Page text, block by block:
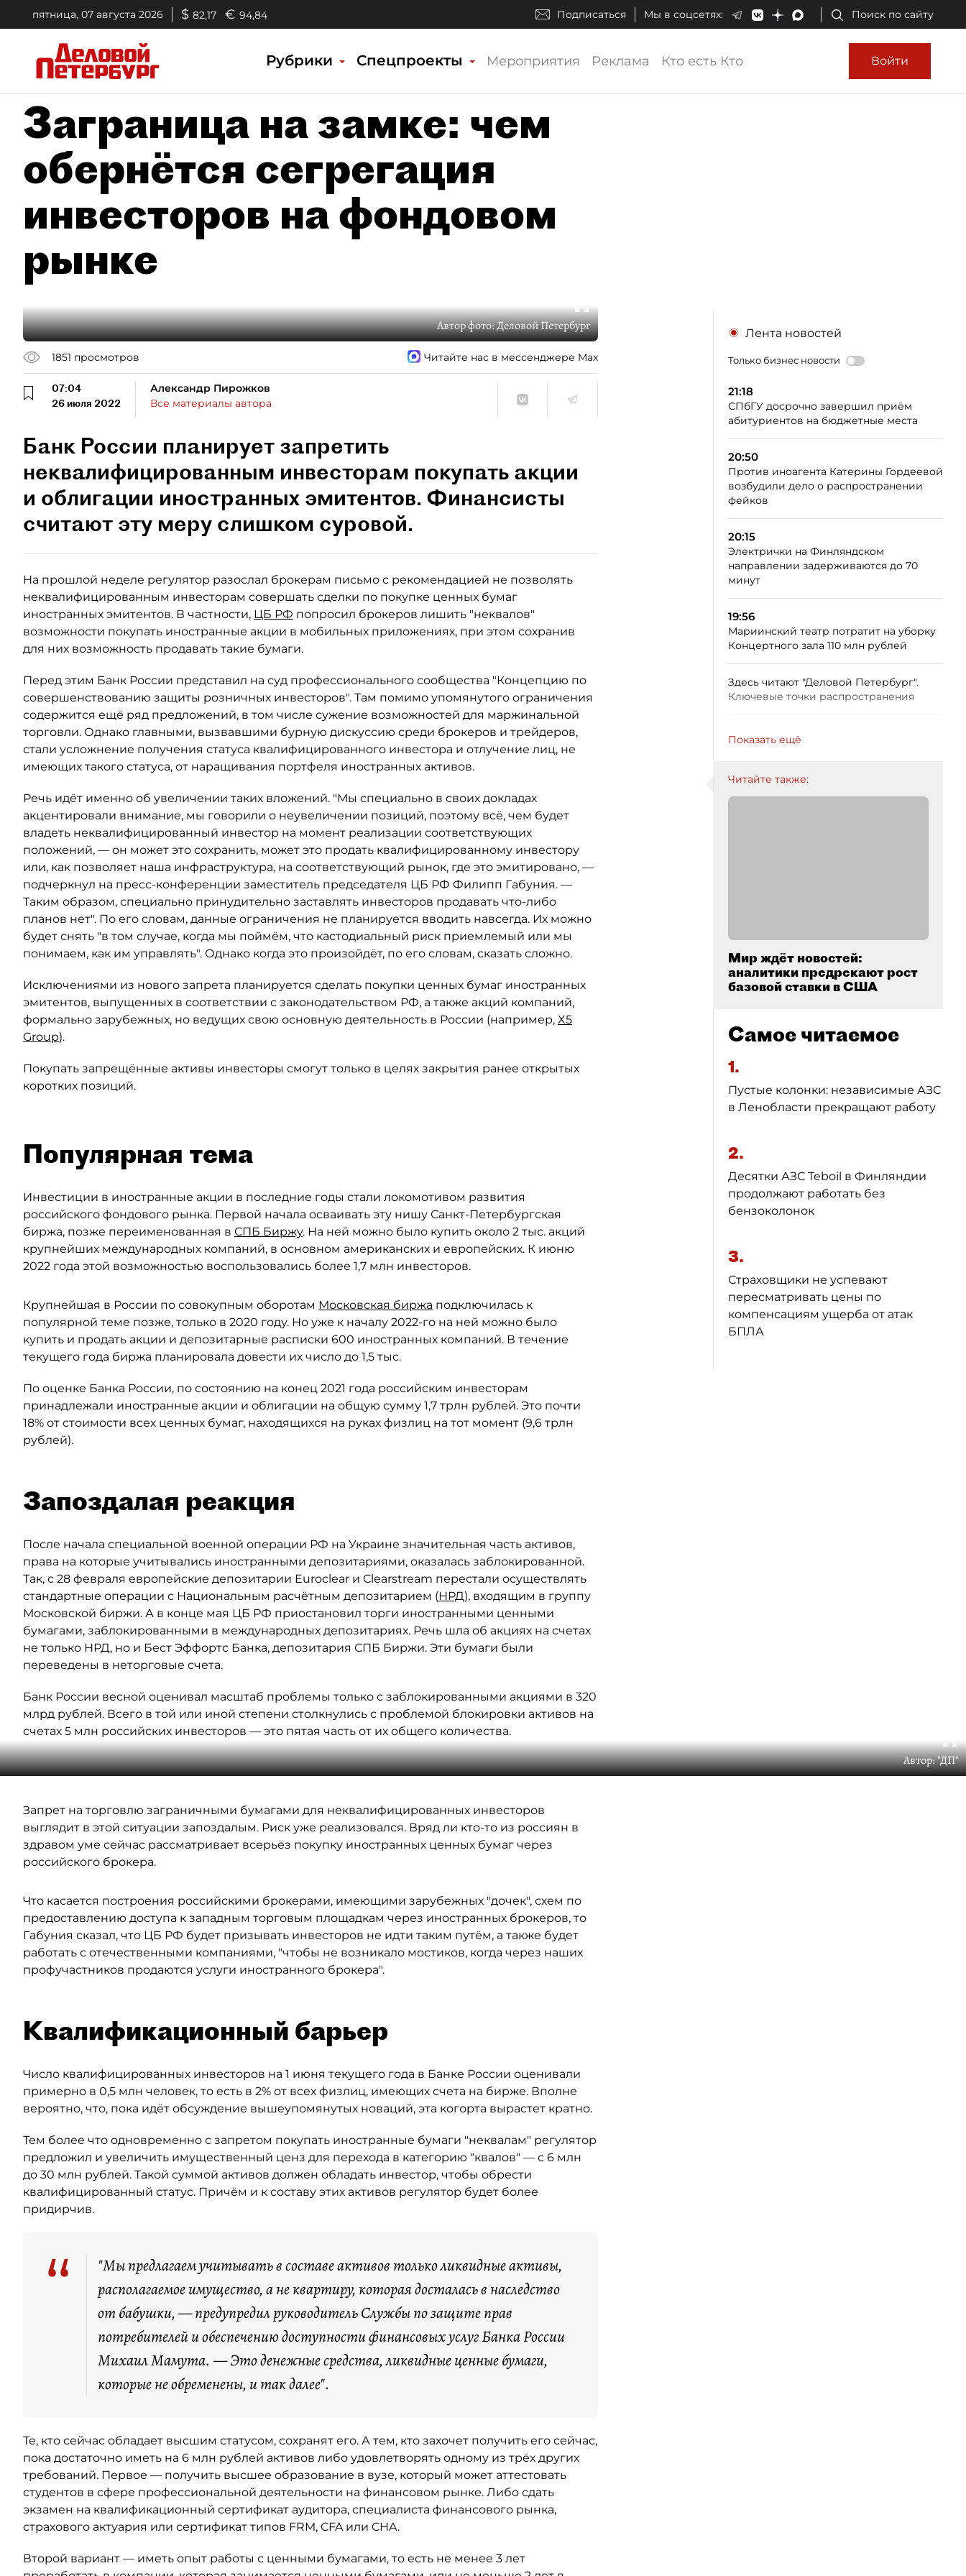
пятница, 07 августа 2026 $ 82,17 € 94,84 Подписаться Мы в соцсетях: Поиск по сайту
Рубрики Спецпроекты Мероприятия Реклама Кто есть Кто Войти
Заграница на замке: чем
обернётся сегрегация
инвесторов на фондовом
рынке
Автор фото:Деловой Петербург
1851 просмотров Читайте нас в мессенджере Max
07:04
26 июля 2022
Александр Пирожков
Все материалы автора
Банк России планирует запретить
неквалифицированным инвесторам покупать акции
и облигации иностранных эмитентов. Финансисты
считают эту меру слишком суровой.
На прошлой неделе регулятор разослал брокерам письмо с рекомендацией не позволять
неквалифицированным инвесторам совершать сделки по покупке ценных бумаг
иностранных эмитентов. В частности, ЦБ РФ попросил брокеров лишить "неквалов"
возможности покупать иностранные акции в мобильных приложениях, при этом сохранив
для них возможность продавать такие бумаги.
Перед этим Банк России представил на суд профессионального сообщества "Концепцию по
совершенствованию защиты розничных инвесторов". Там помимо упомянутого ограничения
содержится ещё ряд предложений, в том числе сужение возможностей для маржинальной
торговли. Однако главными, вызвавшими бурную дискуссию среди брокеров и трейдеров,
стали усложнение получения статуса квалифицированного инвестора и отлучение лиц, не
имеющих такого статуса, от наращивания портфеля иностранных активов.
Речь идёт именно об увеличении таких вложений. "Мы специально в своих докладах
акцентировали внимание, мы говорили о неувеличении позиций, поэтому всё, чем будет
владеть неквалифицированный инвестор на момент реализации соответствующих
положений, — он может это сохранить, может это продать квалифицированному инвестору
или, как позволяет наша инфраструктура, на соответствующий рынок, где это эмитировано, —
подчеркнул на пресс-конференции заместитель председателя ЦБ РФ Филипп Габуния. —
Таким образом, специально принудительно заставлять инвесторов продавать что-либо
планов нет". По его словам, данные ограничения не планируется вводить навсегда. Их можно
будет снять "в том случае, когда мы поймём, что кастодиальный риск приемлемый или мы
понимаем, как им управлять". Однако когда это произойдёт, по его словам, сказать сложно.
Исключениями из нового запрета планируется сделать покупки ценных бумаг иностранных
эмитентов, выпущенных в соответствии с законодательством РФ, а также акций компаний,
формально зарубежных, но ведущих свою основную деятельность в России (например, X5
Group).
Покупать запрещённые активы инвесторы смогут только в целях закрытия ранее открытых
коротких позиций.
Популярная тема
Инвестиции в иностранные акции в последние годы стали локомотивом развития
российского фондового рынка. Первой начала осваивать эту нишу Санкт-Петербургская
биржа, позже переименованная в СПБ Биржу. На ней можно было купить около 2 тыс. акций
крупнейших международных компаний, в основном американских и европейских. К июню
2022 года этой возможностью воспользовались более 1,7 млн инвесторов.
Крупнейшая в России по совокупным оборотам Московская биржа подключилась к
популярной теме позже, только в 2020 году. Но уже к началу 2022-го на ней можно было
купить и продать акции и депозитарные расписки 600 иностранных компаний. В течение
текущего года биржа планировала довести их число до 1,5 тыс.
По оценке Банка России, по состоянию на конец 2021 года российским инвесторам
принадлежали иностранные акции и облигации на общую сумму 1,7 трлн рублей. Это почти
18% от стоимости всех ценных бумаг, находящихся на руках физлиц на тот момент (9,6 трлн
рублей).
Запоздалая реакция
После начала специальной военной операции РФ на Украине значительная часть активов,
права на которые учитывались иностранными депозитариями, оказалась заблокированной.
Так, с 28 февраля европейские депозитарии Euroclear и Clearstream перестали осуществлять
стандартные операции с Национальным расчётным депозитарием (НРД), входящим в группу
Московской биржи. А в конце мая ЦБ РФ приостановил торги иностранными ценными
бумагами, заблокированными в международных депозитариях. Речь шла об акциях на счетах
не только НРД, но и Бест Эффортс Банка, депозитария СПБ Биржи. Эти бумаги были
переведены в неторговые счета.
Банк России весной оценивал масштаб проблемы только с заблокированными акциями в 320
млрд рублей. Всего в той или иной степени столкнулись с проблемой блокировки активов на
счетах 5 млн российских инвесторов — это пятая часть от их общего количества.
Лента новостей
Только бизнес новости
21:18
СПбГУ досрочно завершил приём
абитуриентов на бюджетные места
20:50
Против иноагента Катерины Гордеевой
возбудили дело о распространении
фейков
20:15
Электрички на Финляндском
направлении задерживаются до 70
минут
19:56
Мариинский театр потратит на уборку
Концертного зала 110 млн рублей
Здесь читают "Деловой Петербург".
Ключевые точки распространения
Показать ещё
Читайте также:
Мир ждёт новостей:
аналитики предрекают рост
базовой ставки в США
Самое читаемое
1.
Пустые колонки: независимые АЗС
в Ленобласти прекращают работу
2.
Десятки АЗС Teboil в Финляндии
продолжают работать без
бензоколонок
3.
Страховщики не успевают
пересматривать цены по
компенсациям ущерба от атак
БПЛА
Автор: "ДП"
Запрет на торговлю заграничными бумагами для неквалифицированных инвесторов
выглядит в этой ситуации запоздалым. Риск уже реализовался. Вряд ли кто-то из россиян в
здравом уме сейчас рассматривает всерьёз покупку иностранных ценных бумаг через
российского брокера.
Что касается построения российскими брокерами, имеющими зарубежных "дочек", схем по
предоставлению доступа к западным торговым площадкам через иностранных брокеров, то
Габуния сказал, что ЦБ РФ будет призывать инвесторов не идти таким путём, а также будет
работать с отечественными компаниями, "чтобы не возникало мостиков, когда через наших
профучастников продаются услуги иностранного брокера".
Квалификационный барьер
Число квалифицированных инвесторов на 1 июня текущего года в Банке России оценивали
примерно в 0,5 млн человек, то есть в 2% от всех физлиц, имеющих счета на бирже. Вполне
вероятно, что, пока идёт обсуждение вышеупомянутых новаций, эта когорта вырастет кратно.
Тем более что одновременно с запретом покупать иностранные бумаги "неквалам" регулятор
предложил и увеличить имущественный ценз для перехода в категорию "квалов" — с 6 млн
до 30 млн рублей. Такой суммой активов должен обладать инвестор, чтобы обрести
квалифицированный статус. Причём и к составу этих активов регулятор будет более
придирчив.
“
"Мы предлагаем учитывать в составе активов только ликвидные активы,
располагаемое имущество, а не квартиру, которая досталась в наследство
от бабушки, — предупредил руководитель Службы по защите прав
потребителей и обеспечению доступности финансовых услуг Банка России
Михаил Мамута. — Это денежные средства, ликвидные ценные бумаги,
которые не обременены, и так далее".
Те, кто сейчас обладает высшим статусом, сохранят его. А тем, кто захочет получить его сейчас,
пока достаточно иметь на 6 млн рублей активов либо удовлетворять одному из трёх других
требований. Первое — получить высшее образование в вузе, который может аттестовать
студентов в сфере профессиональной деятельности на финансовом рынке. Либо сдать
экзамен на квалификационный сертификат аудитора, специалиста финансового рынка,
страхового актуария или сертификат типов FRM, CFA или CHA.
Второй вариант — иметь опыт работы с ценными бумагами, то есть не менее 3 лет